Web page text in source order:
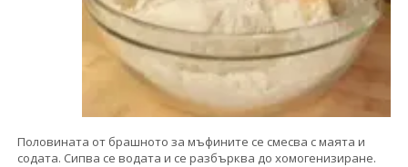
Половината от брашното за мъфините се смесва с маята и
содата. Сипва се водата и се разбърква до хомогенизиране.